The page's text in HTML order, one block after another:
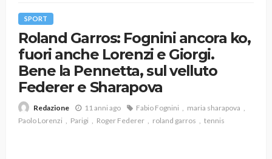
SPORT
Roland Garros: Fognini ancora ko,
fuori anche Lorenzi e Giorgi.
Bene la Pennetta, sul velluto
Federer e Sharapova
Redazione 11 anni ago Fabio Fognini
maria sharapova
Paolo Lorenzi
Parigi Roger Federer roland garros tennis